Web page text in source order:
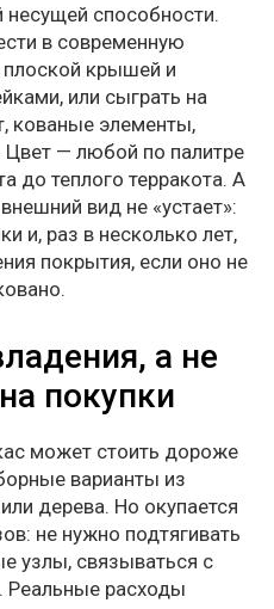
несущей способности.
в современную
крышей и
или сыграть на
кованые элементы,
Цвет — любой по палитре
до теплого терракота. А
вид не «устает»:
и, раз в несколько лет,
покрытия, если оно не
а не
покупки
может стоить дороже
варианты из
дерева. Но окупается
не нужно подтягивать
узлы, связываться с
Реальные расходы